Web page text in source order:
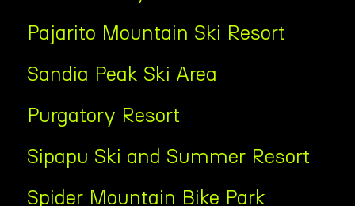
Pajarito Mountain Ski Resort
Sandia Peak Ski Area
Purgatory Resort
Sipapu Ski and Summer Resort
Spider Mountain Bike Park